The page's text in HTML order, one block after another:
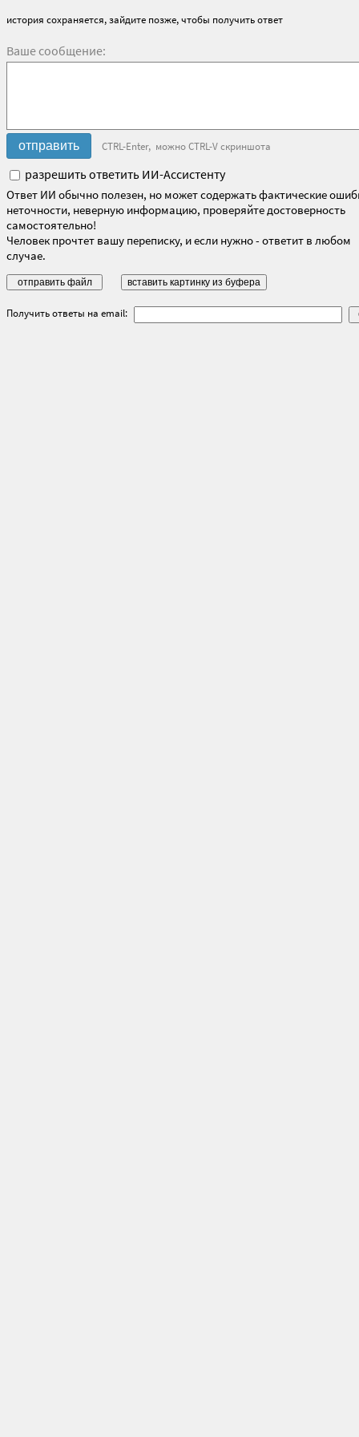
история сохраняется, зайдите позже, чтобы получить ответ
Ваше сообщение:
CTRL-Enter, можно CTRL-V скриншота
разрешить ответить ИИ-Ассистенту
Ответ ИИ обычно полезен, но может содержать фактические
неточности, неверную информацию, проверяйте достоверность
самостоятельно!
Человек прочтет вашу переписку, и если нужно - ответит в любом
случае.
Получить ответы на email: